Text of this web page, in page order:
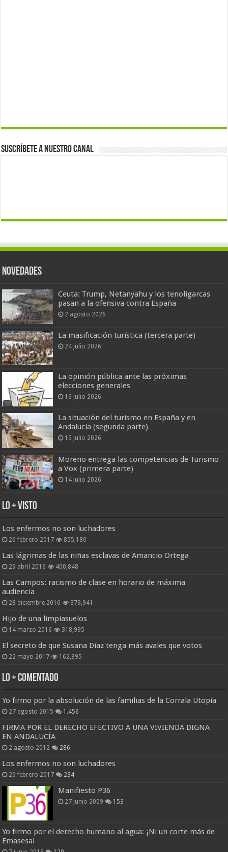
Suscríbete a nuestro canal
Novedades
Ceuta: Trump, Netanyahu y los tenoligarcas
pasan a la ofensiva contra España
2 agosto 2026
La masificación turística (tercera parte)
24 julio 2026
La opinión pública ante las próximas
elecciones generales
16 julio 2026
La situación del turismo en España y en
Andalucía (segunda parte)
15 julio 2026
Moreno entrega las competencias de Turismo
a Vox (primera parte)
14 julio 2026
Lo + Visto
Los enfermos no son luchadores
26 febrero 2017 855,180
Las lágrimas de las niñas esclavas de Amancio Ortega
29 abril 2016 400,848
Las Campos: racismo de clase en horario de máxima
audiencia
28 diciembre 2016 379,941
Hijo de una limpiasuelos
14 marzo 2016 318,995
El secreto de que Susana Díaz tenga más avales que votos
22 mayo 2017 162,895
Lo + Comentado
Yo firmo por la absolución de las familias de la Corrala Utopía
27 agosto 2015 1.456
FIRMA POR EL DERECHO EFECTIVO A UNA VIVIENDA DIGNA
EN ANDALUCÍA
2 agosto 2012 286
Los enfermos no son luchadores
26 febrero 2017 234
Manifiesto P36
27 junio 2009 153
Yo firmo por el derecho humano al agua: ¡Ni un corte más de
Emasesa!